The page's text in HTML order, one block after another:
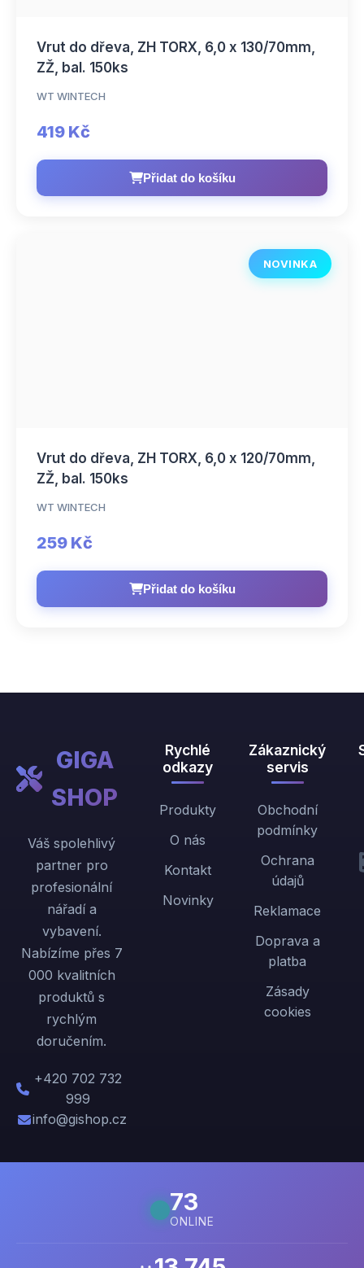
Vrut do dřeva, ZH TORX, 6,0 x 130/70mm,
ZŽ, bal. 150ks
WT WINTECH
419 Kč
Přidat do košíku
NOVINKA
Vrut do dřeva, ZH TORX, 6,0 x 120/70mm,
ZŽ, bal. 150ks
WT WINTECH
259 Kč
Přidat do košíku
GIGA
SHOP
Váš spolehlivý
partner pro
profesionální
nářadí a
vybavení.
Nabízíme přes 7
000 kvalitních
produktů s
rychlým
doručením.
+420 702 732
999
info@gishop.cz
Rychlé
odkazy
Produkty
O nás
Kontakt
Novinky
Zákaznický
servis
Obchodní
podmínky
Ochrana
údajů
Reklamace
Doprava a
platba
Zásady
cookies
73
ONLINE